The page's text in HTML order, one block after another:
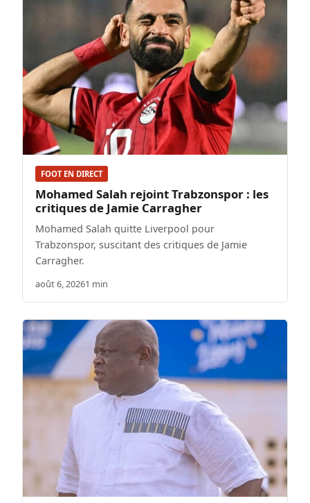
FOOT EN DIRECT
Mohamed Salah rejoint Trabzonspor : les
critiques de Jamie Carragher
Mohamed Salah quitte Liverpool pour
Trabzonspor, suscitant des critiques de Jamie
Carragher.
août 6, 20261 min